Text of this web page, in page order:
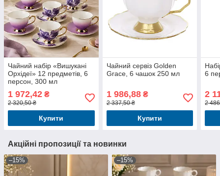
Чайний набір «Вишукані
Орхідеї» 12 предметів, 6
персон, 300 мл
1 972,42 ₴
2 320,50 ₴
Купити
Чайний сервіз Golden
Grace, 6 чашок 250 мл
1 986,88₴
2 337,50 ₴
Купити
6
2
2
Акційні пропозиції та новинки
–15% –15%